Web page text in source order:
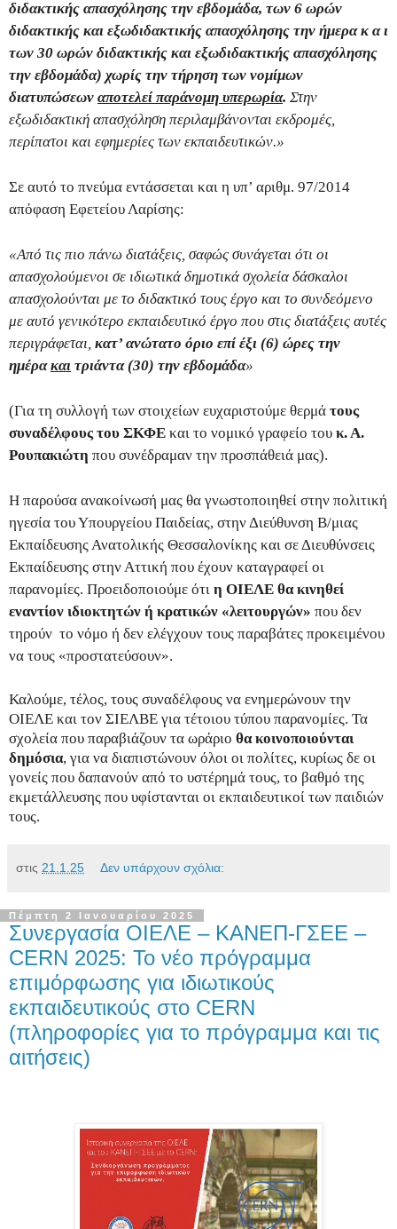
διδακτικής απασχόλησης την εβδομάδα, των 6 ωρών
διδακτικής και εξωδιδακτικής απασχόλησης την ήμερα κ α ι
των 30 ωρών διδακτικής και εξωδιδακτικής απασχόλησης
την εβδομάδα) χωρίς την τήρηση των νομίμων
διατυπώσεων αποτελεί παράνομη υπερωρία. Στην
εξωδιδακτική απασχόληση περιλαμβάνονται εκδρομές,
περίπατοι και εφημερίες των εκπαιδευτικών.»
Σε αυτό το πνεύμα εντάσσεται και η υπ’ αριθμ. 97/2014
απόφαση Εφετείου Λαρίσης:
«Από τις πιο πάνω διατάξεις, σαφώς συνάγεται ότι οι
απασχολούμενοι σε ιδιωτικά δημοτικά σχολεία δάσκαλοι
απασχολούνται με το διδακτικό τους έργο και το συνδεόμενο
με αυτό γενικότερο εκπαιδευτικό έργο που στις διατάξεις αυτές
περιγράφεται, κατ’ ανώτατο όριο επί έξι (6) ώρες την
ημέρακαι τριάντα (30) την εβδομάδα»
(Για τη συλλογή των στοιχείων ευχαριστούμε θερμά τους
συναδέλφους του ΣΚΦΕ και το νομικό γραφείο του κ. Α.
Ρουπακιώτη που συνέδραμαν την προσπάθειά μας).
Η παρούσα ανακοίνωσή μας θα γνωστοποιηθεί στην πολιτική
ηγεσία του Υπουργείου Παιδείας, στην Διεύθυνση Β/μιας
Εκπαίδευσης Ανατολικής Θεσσαλονίκης και σε Διευθύνσεις
Εκπαίδευσης στην Αττική που έχουν καταγραφεί οι
παρανομίες. Προειδοποιούμε ότι η ΟΙΕΛΕ θα κινηθεί
εναντίον ιδιοκτητών ή κρατικών «λειτουργών» που δεν
τηρούν το νόμο ή δεν ελέγχουν τους παραβάτες προκειμένου
να τους «προστατεύσουν».
Καλούμε, τέλος, τους συναδέλφους να ενημερώνουν την
ΟΙΕΛΕ και τον ΣΙΕΛΒΕ για τέτοιου τύπου παρανομίες. Τα
σχολεία που παραβιάζουν τα ωράριο θα κοινοποιούνται
δημόσια, για να διαπιστώνουν όλοι οι πολίτες, κυρίως δε οι
γονείς που δαπανούν από το υστέρημά τους, το βαθμό της
εκμετάλλευσης που υφίστανται οι εκπαιδευτικοί των παιδιών
τους.
στις 21.1.25 Δεν υπάρχουν σχόλια:
Πέμπτη 2 Ιανουαρίου 2025
Συνεργασία ΟΙΕΛΕ – ΚΑΝΕΠ-ΓΣΕΕ –
CERN 2025: Το νέο πρόγραμμα
επιμόρφωσης για ιδιωτικούς
εκπαιδευτικούς στο CERN
(πληροφορίες για το πρόγραμμα και τις
αιτήσεις)